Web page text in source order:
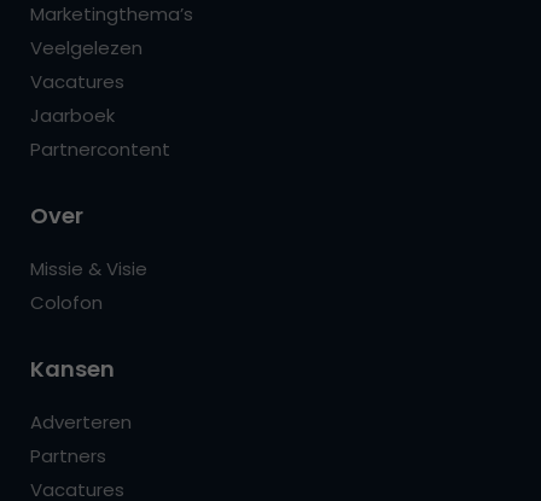
Marketingthema’s
Veelgelezen
Vacatures
Jaarboek
Partnercontent
Over
Missie & Visie
Colofon
Kansen
Adverteren
Partners
Vacatures